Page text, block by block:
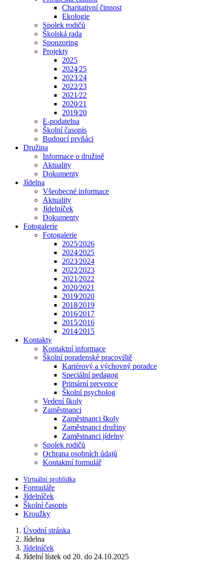
Charitativní činnost
Ekologie
Spolek rodičů
Školská rada
Sponzoring
Projekty
2025
2024⁄25
2023⁄24
2022⁄23
2021⁄22
2020⁄21
2019⁄20
E-podatelna
Školní časopis
Budoucí prvňáci
Družina
Informace o družině
Aktuality
Dokumenty
Jídelna
Všeobecné informace
Aktuality
Jídelníček
Dokumenty
Fotogalerie
Fotogalerie
2025⁄2026
2024⁄2025
2023⁄2024
2022⁄2023
2021⁄2022
2020⁄2021
2019⁄2020
2018⁄2019
2016⁄2017
2015⁄2016
2014⁄2015
Kontakty
Kontaktní informace
Školní poradenské pracoviště
Kariérový a výchovný poradce
Speciální pedagog
Primární prevence
Školní psycholog
Vedení školy
Zaměstnanci
Zaměstnanci školy
Zaměstnanci družiny
Zaměstnanci jídelny
Spolek rodičů
Ochrana osobních údajů
Kontaktní formulář
Virtuální prohlídka
Formuláře
Jídelníček
Školní časopis
Kroužky
Úvodní stránka
Jídelna
Jídelníček
Jídelní lístek od 20. do 24.10.2025